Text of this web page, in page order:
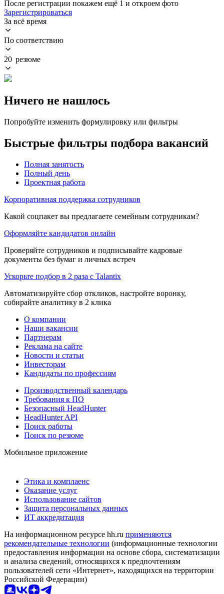
После регистрации покажем ещё 1 и откроем фото
Зарегистрироваться
За всё время
По соответствию
20 резюме
Ничего не нашлось
Попробуйте изменить формулировку или фильтры
Быстрые фильтры подбора вакансий
Полная занятость
Полный день
Проектная работа
Корпоративная поддержка сотрудников
Какой соцпакет вы предлагаете семейным сотрудникам?
Оформляйте кандидатов онлайн
Проверяйте сотрудников и подписывайте кадровые
документы без бумаг и личных встреч
Ускорьте подбор в 2 раза с Talantix
Автоматизируйте сбор откликов, настройте воронку,
собирайте аналитику в 2 клика
О компании
Наши вакансии
Партнерам
Реклама на сайте
Новости и статьи
Инвесторам
Кандидаты по профессиям
Производственный календарь
Требования к ПО
Безопасный HeadHunter
HeadHunter API
Поиск работы
Поиск по резюме
Мобильное приложение
Этика и комплаенс
Оказание услуг
Использование сайтов
Защита персональных данных
ИТ аккредитация
На информационном ресурсе hh.ru применяются
рекомендательные технологии (информационные технологии
предоставления информации на основе сбора, систематизации
и анализа сведений, относящихся к предпочтениям
пользователей сети «Интернет», находящихся на территории
Российской Федерации)